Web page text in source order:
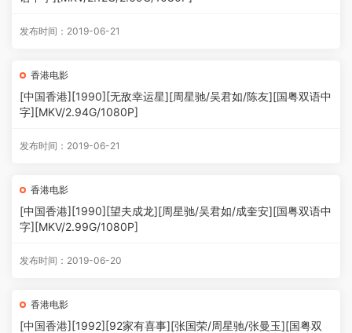
发布时间：2019-06-21
香港电影
[中国香港][1990][无敌幸运星][周星驰/吴君如/陈友][国粤双语中
字][MKV/2.94G/1080P]
发布时间：2019-06-21
香港电影
[中国香港][1990][望夫成龙][周星驰/吴君如/成奎安][国粤双语中
字][MKV/2.99G/1080P]
发布时间：2019-06-20
香港电影
[中国香港][1992][92家有喜事][张国荣/周星驰/张曼玉][国粤双